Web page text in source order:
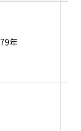
年